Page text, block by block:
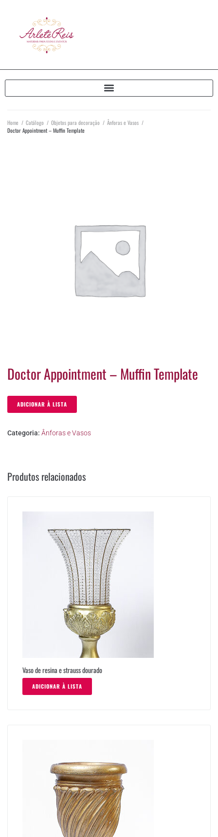
Home / Catálogo / Objetos para decoração / Ânforas e Vasos /
Doctor Appointment – Muffin Template
Doctor Appointment – Muffin Template
ADICIONAR À LISTA
Categoria: Ânforas e Vasos
Produtos relacionados
Vaso de resina e strauss dourado
ADICIONAR À LISTA